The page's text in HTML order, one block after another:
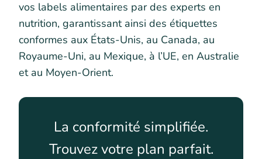
vos labels alimentaires par des experts en
nutrition, garantissant ainsi des étiquettes
conformes aux États-Unis, au Canada, au
Royaume-Uni, au Mexique, à l’UE, en Australie
et au Moyen-Orient.
La conformité simplifiée.
Trouvez votre plan parfait.